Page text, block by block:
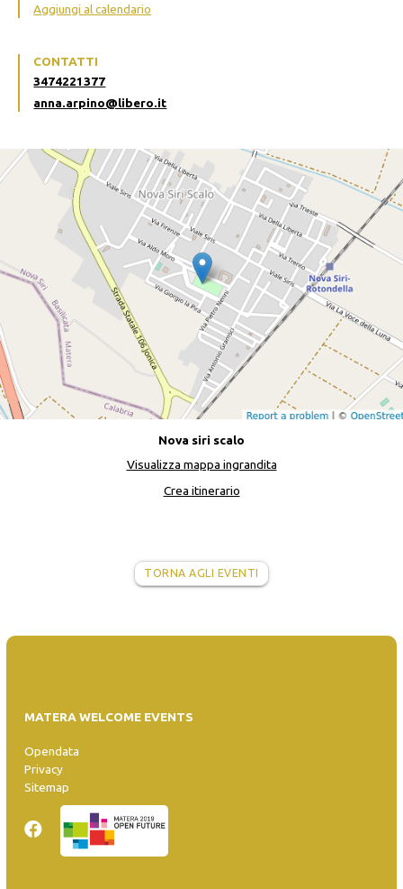
Aggiungi al calendario
CONTATTI
3474221377
anna.arpino@libero.it
Nova siri scalo
Visualizza mappa ingrandita
Crea itinerario
TORNA AGLI EVENTI
MATERA WELCOME EVENTS
Opendata
Privacy
Sitemap